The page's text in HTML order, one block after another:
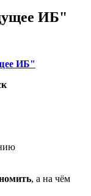
ИБ"
ИБ"
, а на чём